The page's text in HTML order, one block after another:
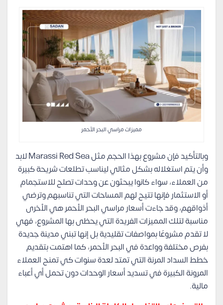
مميزات مراسي البحر الأحمر
وبالتأكيد فإن مشروع بهذا الحجم مثل Marassi Red Sea لابد
وأن يتم استغلاله بشكل مثالي ليناسب تطلعات شريحة كبيرة
من العملاء، سواء كانوا يبحثون عن وحدات تصلح للاستجمام
أو الاستثمار فإنها تتيح لهم المساحات التي تناسبهم وترضي
أذواقهم، وقد جاءت أسعار مراسي البحر الأحمر هي الأخرى
مناسبة لتلك المميزات الفريدة التي يحظى بها المشروع، فهي
لا تقدم مشروعًا بمواصفات تقليدية بل إنها تبني مدينة جديدة
بفرص مختلفة وواعدة في البحر الأحمر، كما اهتمت بتقديم
خطط السداد المرنة التي تمتد لعدة سنوات كي تمنح العملاء
المرونة الكبيرة في تسديد أسعار الوحدات دون تحمل أي أعباء
مالية.